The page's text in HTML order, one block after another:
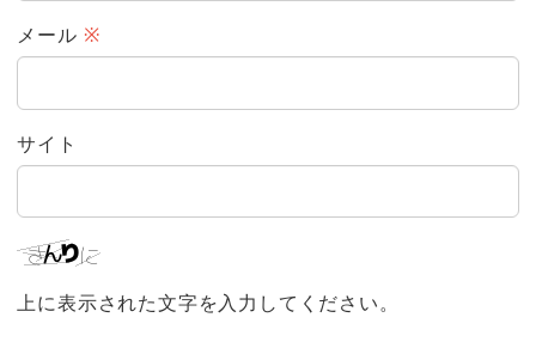
メール ※
サイト
上に表示された文字を入力してください。